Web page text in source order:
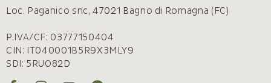
Loc. Paganico snc, 47021 Bagno di Romagna (FC)
P.IVA/CF: 03777150404
CIN: IT040001B5R9X3MLY9
SDI: 5RUO82D